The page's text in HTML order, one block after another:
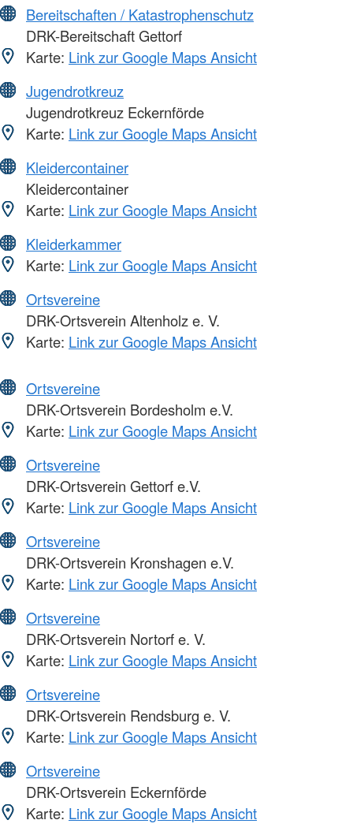
Bereitschaften / Katastrophenschutz
DRK-Bereitschaft Gettorf
Karte: Link zur Google Maps Ansicht
Jugendrotkreuz
Jugendrotkreuz Eckernförde
Karte: Link zur Google Maps Ansicht
Kleidercontainer
Kleidercontainer
Karte: Link zur Google Maps Ansicht
Kleiderkammer
Karte: Link zur Google Maps Ansicht
Ortsvereine
DRK-Ortsverein Altenholz e. V.
Karte: Link zur Google Maps Ansicht
Ortsvereine
DRK-Ortsverein Bordesholm e.V.
Karte: Link zur Google Maps Ansicht
Ortsvereine
DRK-Ortsverein Gettorf e.V.
Karte: Link zur Google Maps Ansicht
Ortsvereine
DRK-Ortsverein Kronshagen e.V.
Karte: Link zur Google Maps Ansicht
Ortsvereine
DRK-Ortsverein Nortorf e. V.
Karte: Link zur Google Maps Ansicht
Ortsvereine
DRK-Ortsverein Rendsburg e. V.
Karte: Link zur Google Maps Ansicht
Ortsvereine
DRK-Ortsverein Eckernförde
Karte: Link zur Google Maps Ansicht